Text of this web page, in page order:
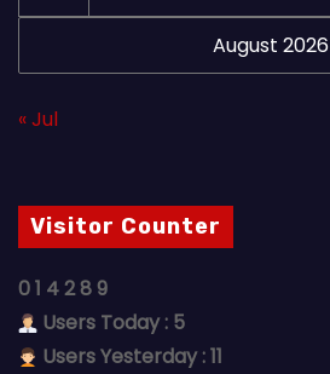
August 2026
« Jul
Visitor Counter
01 4289
Users Today : 5
Users Yesterday : 11